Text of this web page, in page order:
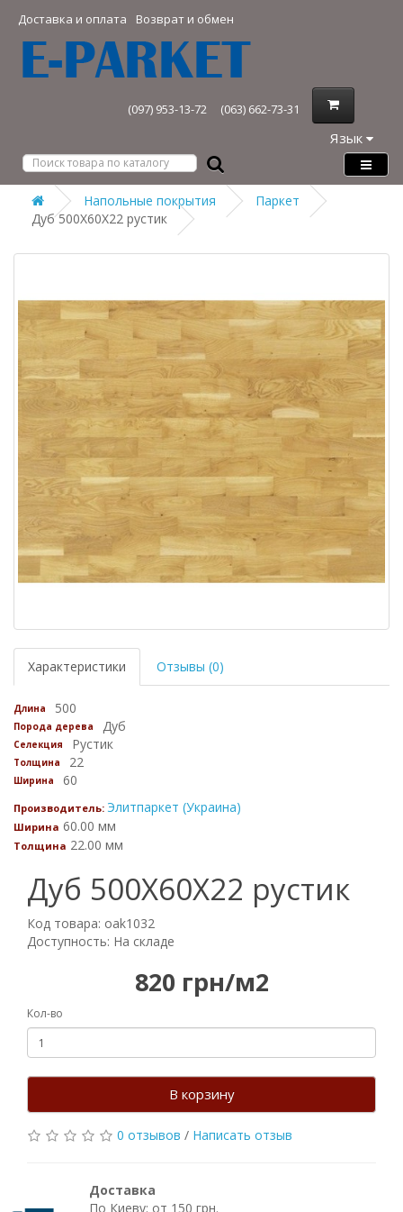
Доставка и оплата Возврат и обмен
(097) 953-13-72 (063) 662-73-31
Язык
Напольные покрытия
Паркет
Дуб 500Х60Х22 рустик
Характеристики Отзывы (0)
Длина 500
Порода дерева Дуб
Селекция Рустик
Толщина 22
Ширина 60
Производитель: Элитпаркет (Украина)
Ширина 60.00 мм
Толщина 22.00 мм
Дуб 500Х60Х22 рустик
Код товара: oak1032
Доступность: На складе
820 грн/м2
Кол-во
В корзину
0 отзывов / Написать отзыв
Доставка
По Киеву: от 150 грн.